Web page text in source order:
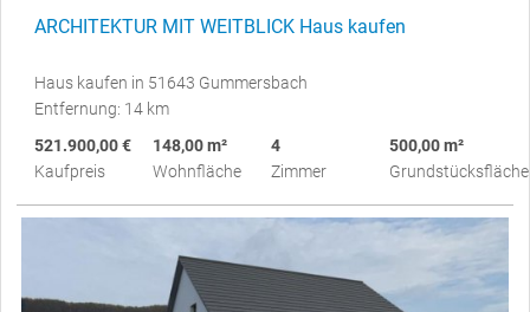
ARCHITEKTUR MIT WEITBLICK Haus kaufen
Haus kaufen in 51643 Gummersbach
Entfernung: 14 km
521.900,00 €
Kaufpreis
148,00 m²
Wohnfläche
4
Zimmer
500,00 m²
Grundstücksfläche